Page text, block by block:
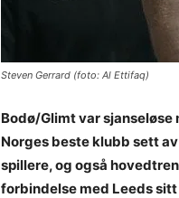
Steven Gerrard (foto: Al Ettifaq)
Bodø/Glimt var sjanseløse
Norges beste klubb sett
spillere, og også
forbindelse med Leeds